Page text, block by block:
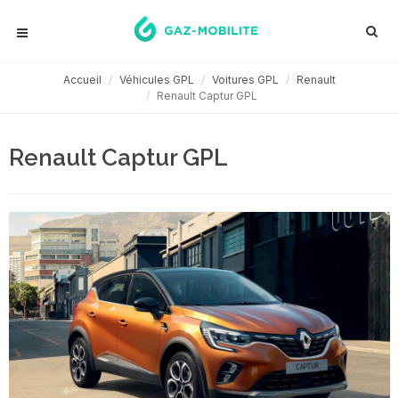
Accueil Véhicules GPL Voitures GPL
Renault
Renault Captur GPL
Renault Captur GPL